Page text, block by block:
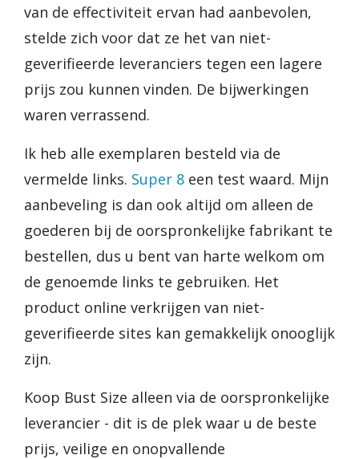
van de effectiviteit ervan had aanbevolen,
stelde zich voor dat ze het van niet-
geverifieerde leveranciers tegen een lagere
prijs zou kunnen vinden. De bijwerkingen
waren verrassend.
Ik heb alle exemplaren besteld via de
vermelde links. Super 8 een test waard. Mijn
aanbeveling is dan ook altijd om alleen de
goederen bij de oorspronkelijke fabrikant te
bestellen, dus u bent van harte welkom om
de genoemde links te gebruiken. Het
product online verkrijgen van niet-
geverifieerde sites kan gemakkelijk onooglijk
zijn.
Koop Bust Size alleen via de oorspronkelijke
leverancier - dit is de plek waar u de beste
prijs, veilige en onopvallende